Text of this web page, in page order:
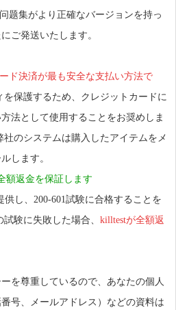
题集がより正確なバージョンを持っ
ご発送いたします。
ド決済が最も安全な支払い方法で
を保護するため、クレジットカードに
法として使用することをお奨めしま
のシステムは購入したアイテムをメ
します。
額返金を保証します
供し、200-601試験に合格することを
験に失敗した場合、 killtestが全額返
を尊重しているので、あなたの個人
号、メールアドレス）などの資料は